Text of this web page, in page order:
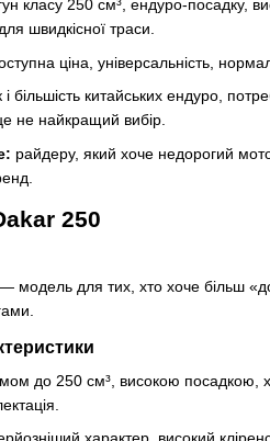
класу 250 см³, ендуро-посадку,
швидкісної траси.
ціна, універсальність,
і більшість китайських ендуро,
не найкращий вибір.
райдеру, який хоче недорогий
250
для тих, хто хоче більш
до 250 см³, високою посадкою,